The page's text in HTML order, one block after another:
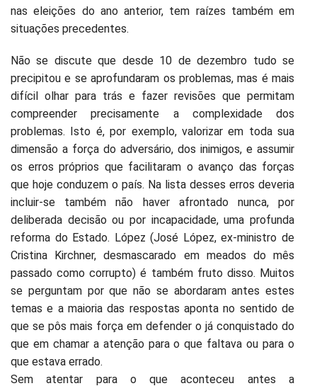
nas eleições do ano anterior, tem raízes também em
situações precedentes.
Não se discute que desde 10 de dezembro tudo se
precipitou e se aprofundaram os problemas, mas é mais
difícil olhar para trás e fazer revisões que permitam
compreender precisamente a complexidade dos
problemas. Isto é, por exemplo, valorizar em toda sua
dimensão a força do adversário, dos inimigos, e assumir
os erros próprios que facilitaram o avanço das forças
que hoje conduzem o país. Na lista desses erros deveria
incluir-se também não haver afrontado nunca, por
deliberada decisão ou por incapacidade, uma profunda
reforma do Estado. López (José López, ex-ministro de
Cristina Kirchner, desmascarado em meados do mês
passado como corrupto) é também fruto disso. Muitos
se perguntam por que não se abordaram antes estes
temas e a maioria das respostas aponta no sentido de
que se pôs mais força em defender o já conquistado do
que em chamar a atenção para o que faltava ou para o
que estava errado.
Sem atentar para o que aconteceu antes a